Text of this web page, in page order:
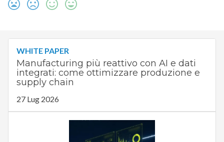
WHITE PAPER
Manufacturing più reattivo con AI e dati
integrati: come ottimizzare produzione e
supply chain
27 Lug 2026